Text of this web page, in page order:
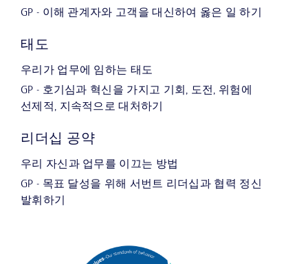
GP - 이해 관계자와 고객을 대신하여 옳은 일 하기
태도
우리가 업무에 임하는 태도
GP - 호기심과 혁신을 가지고 기회, 도전, 위험에
선제적, 지속적으로 대처하기
리더십 공약
우리 자신과 업무를 이끄는 방법
GP - 목표 달성을 위해 서번트 리더십과 협력 정신
발휘하기